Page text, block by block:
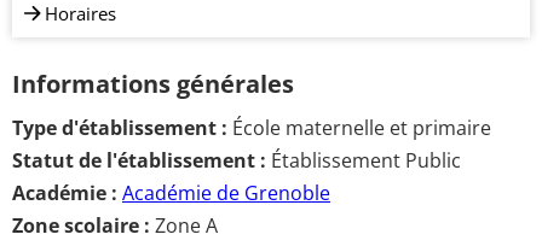
Horaires
Informations générales
Type d'établissement : École maternelle et primaire
Statut de l'établissement : Établissement Public
Académie : Académie de Grenoble
Zone scolaire : Zone A